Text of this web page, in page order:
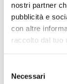
nostri partner
pubblicità e
con altre
raccolto dal tuo
delNecessari